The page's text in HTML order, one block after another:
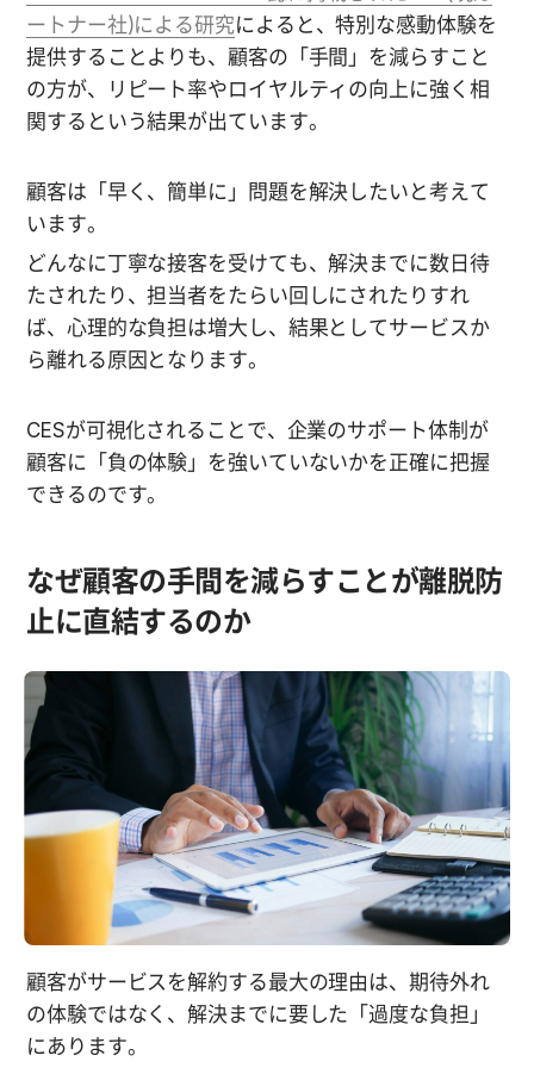
ートナー社)による研究によると、特別な感動体験を
提供することよりも、顧客の「手間」を減らすこと
の方が、リピート率やロイヤルティの向上に強く相
関するという結果が出ています。
顧客は「早く、簡単に」問題を解決したいと考えて
います。
どんなに丁寧な接客を受けても、解決までに数日待
たされたり、担当者をたらい回しにされたりすれ
ば、心理的な負担は増大し、結果としてサービスか
ら離れる原因となります。
CESが可視化されることで、企業のサポート体制が
顧客に「負の体験」を強いていないかを正確に把握
できるのです。
なぜ顧客の手間を減らすことが離脱防
止に直結するのか
顧客がサービスを解約する最大の理由は、期待外れ
の体験ではなく、解決までに要した「過度な負担」
にあります。